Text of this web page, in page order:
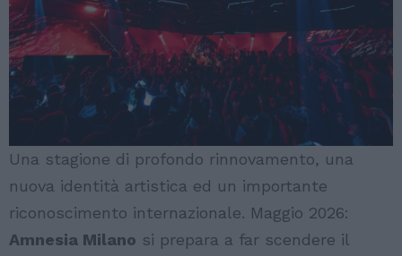
Una stagione di profondo rinnovamento, una
nuova identità artistica ed un importante
riconoscimento internazionale. Maggio 2026:
Amnesia Milano si prepara a far scendere il